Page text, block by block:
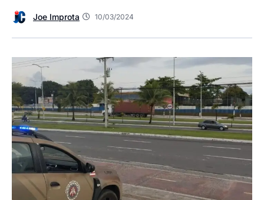
Joe Improta 10/03/2024